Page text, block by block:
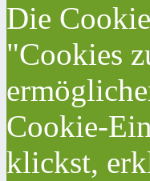
Die
"Cookies
Cookie-
klickst,